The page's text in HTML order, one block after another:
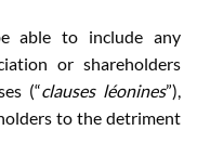
able to include any
or shareholders
(“clauses léonines”),
to the detriment